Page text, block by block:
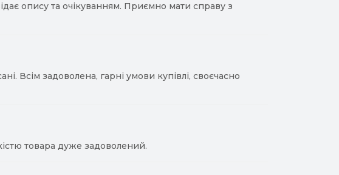
опису та очікуванням. Приємно мати справу з
Всім задоволена, гарні умови купівлі, своєчасно
товара дуже задоволений.